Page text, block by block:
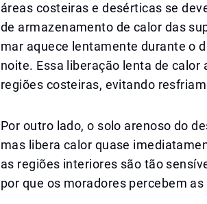
áreas costeiras e desérticas se
de armazenamento de calor das
mar aquece lentamente durante o
noite. Essa liberação lenta de
regiões costeiras, evitando
Por outro lado, o solo arenoso do
mas libera calor quase
as regiões interiores são tão
por que os moradores percebem